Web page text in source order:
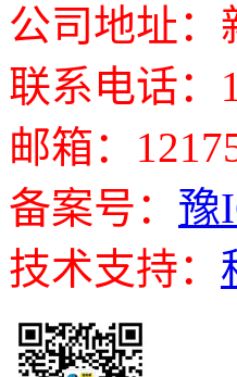
公司地址：
联系电话：
邮箱：
备案号： 豫
技术支持：